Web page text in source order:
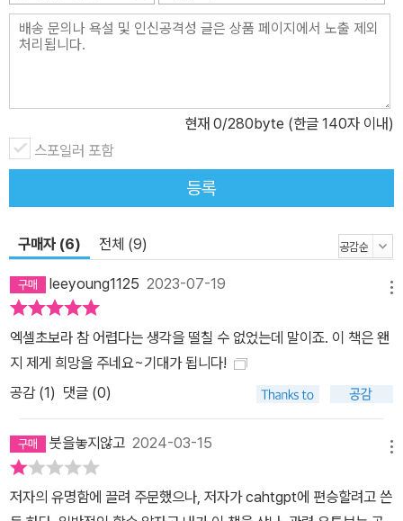
현재 0/280byte (한글 140자 이내)
스포일러 포함
등록
구매자 (6) 전체 (9)
leeyoung1125 2023-07-19
엑셀초보라 참 어렵다는 생각을 떨칠 수 없었는데 말이죠. 이 책은 왠
지 제게 희망을 주네요~기대가 됩니다!
공감 (1) 댓글 (0)
붓을놓지않고 2024-03-15
저자의 유명함에 끌려 주문했으나, 저자가 cahtgpt에 편승할려고 쓴